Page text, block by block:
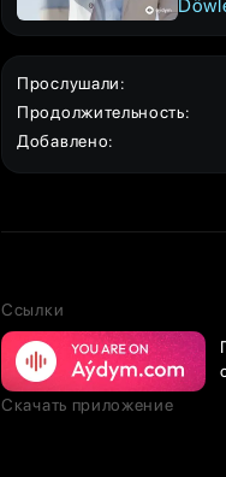
Прослушали:
Продолжительность:
Добавлено:
Ссылки
Скачать приложение